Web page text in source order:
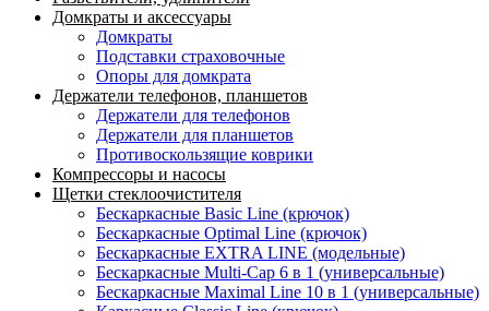
Домкраты и аксессуары
Домкраты
Подставки страховочные
Опоры для домкрата
Держатели телефонов, планшетов
Держатели для телефонов
Держатели для планшетов
Противоскользящие коврики
Компрессоры и насосы
Щетки стеклоочистителя
Бескаркасные Basic Line (крючок)
Бескаркасные Optimal Line (крючок)
Бескаркасные EXTRA LINE (модельные)
Бескаркасные Multi-Cap 6 в 1 (универсальные)
Бескаркасные Maximal Line 10 в 1 (универсальные)